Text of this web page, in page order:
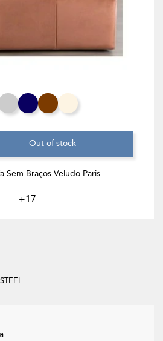
Rato
Cinza Claro
Azul NoiteChocolateBranco Creme
Out of stock
Sem Braços Veludo Paris
+17